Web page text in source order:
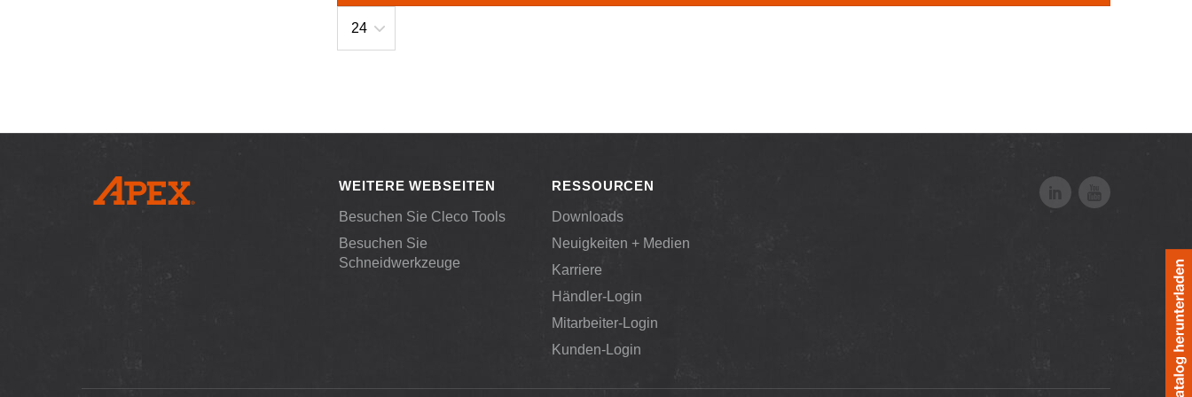
WEITERE WEBSEITEN
Besuchen Sie Cleco Tools
Besuchen Sie
Schneidwerkzeuge
RESSOURCEN
Downloads
Neuigkeiten + Medien
Karriere
Händler-Login
Mitarbeiter-Login
Kunden-Login